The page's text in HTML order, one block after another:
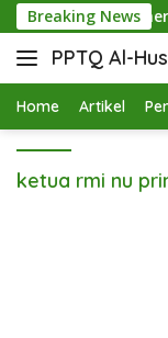
Breaking News
Mutu:
PPTQ Al-
Bukit Raja
Home Artikel
ketua rmi nu